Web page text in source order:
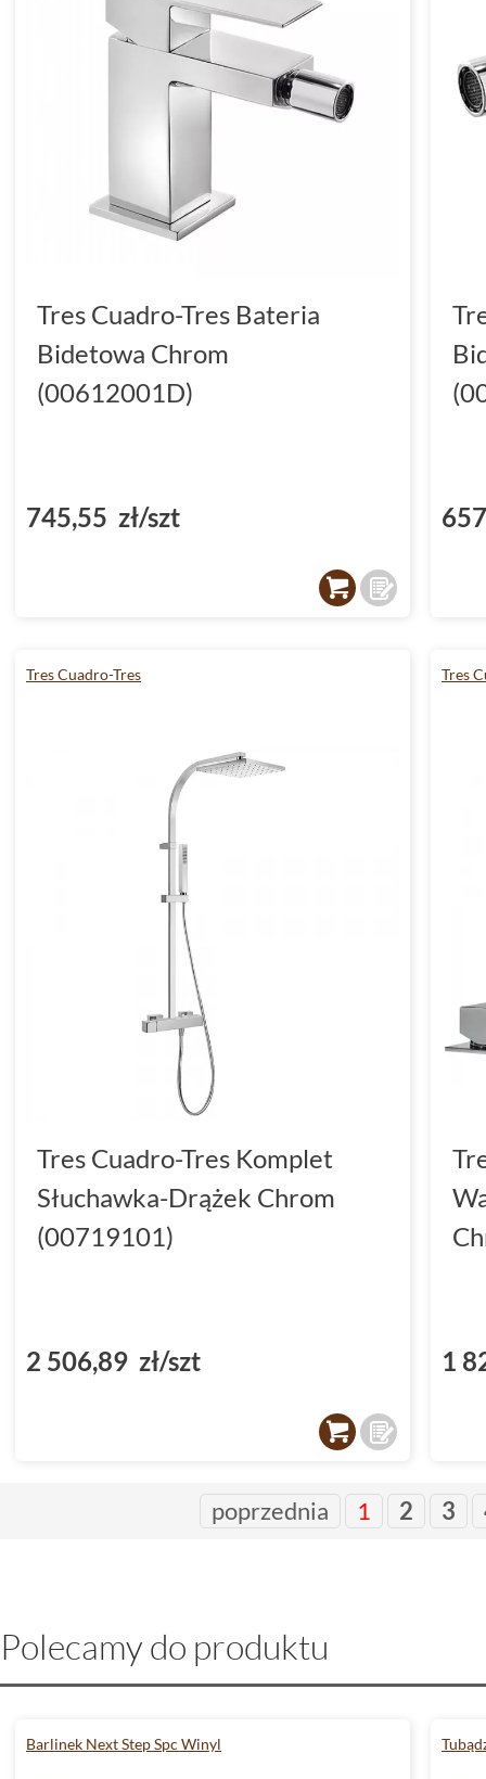
Tres Cuadro-Tres Bateria
Bidetowa Chrom
(00612001D)
745,55 zł/szt
Tres Cuadro-Tres
Tres Cuadro-Tres Komplet
Słuchawka-Drążek Chrom
(00719101)
2 506,89 zł/szt
Tres
1
poprzednia 1 2 3
Polecamy do produktu
Barlinek Next Step Spc Winyl